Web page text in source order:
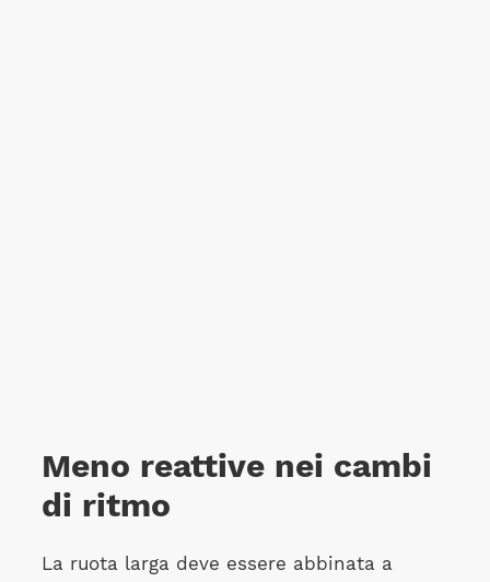
Meno reattive nei cambi
di ritmo
La ruota larga deve essere abbinata a